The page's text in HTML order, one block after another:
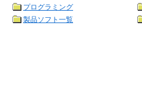
プログラミング
製品ソフト一覧